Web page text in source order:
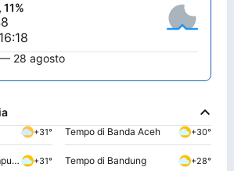
28 agosto
+31° Tempo di Banda Aceh +30°
Tempo di Bandar Lampung +31° Tempo di Bandung +28°